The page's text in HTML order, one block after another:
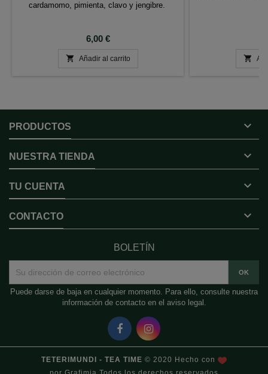
cardamomo, pimienta, clavo y jengibre.
Precio
6,00 €
 Añadir al carrito 
PRODUCTOS 
NUESTRA TIENDA 
TU CUENTA 
CONTACTO 
BOLETÍN
Puede darse de baja en cualquier momento. Para ello, consulte nuestra
información de contacto en el aviso legal.
TETERIMUNDI - TEA TIME © 2020 Hecho con